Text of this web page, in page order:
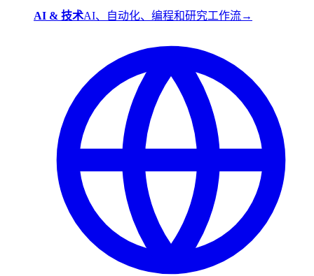
AI & 技术AI、自动化、编程和研究工作流→